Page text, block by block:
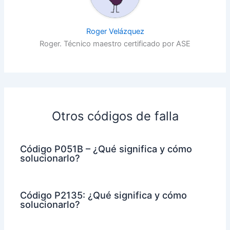
Roger Velázquez
Roger. Técnico maestro certificado por ASE
Otros códigos de falla
Código P051B – ¿Qué significa y cómo
solucionarlo?
Código P2135: ¿Qué significa y cómo
solucionarlo?